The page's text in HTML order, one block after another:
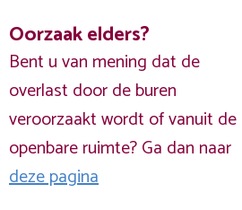
Oorzaak elders?
Bent u van mening dat de
overlast door de buren
veroorzaakt wordt of vanuit de
openbare ruimte? Ga dan naar
deze pagina